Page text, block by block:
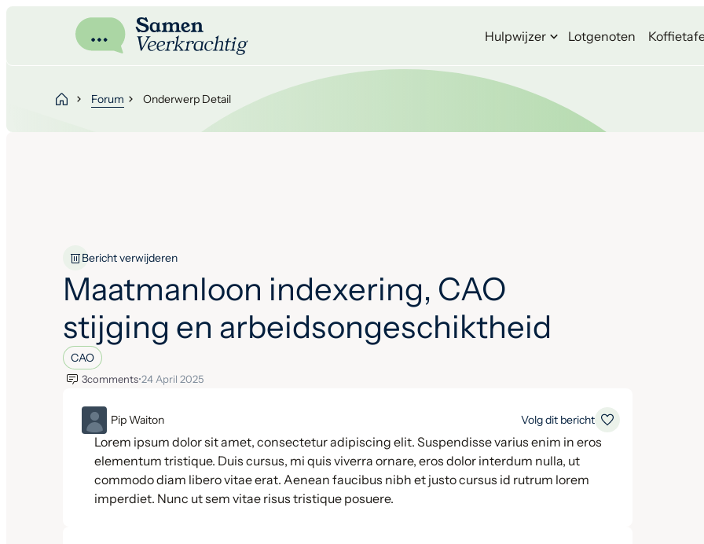
Hulpwijzer Lotgenoten
Forum Onderwerp Detail
Bericht verwijderen
Maatmanloon indexering, CAO
stijging en arbeidsongeschiktheid
CAO
3comments•24 April 2025
ML Pip Waiton Volg dit bericht
Lorem ipsum dolor sit amet, consectetur adipiscing elit. Suspendisse varius enim in eros
elementum tristique. Duis cursus, mi quis viverra ornare, eros dolor interdum nulla, ut
commodo diam libero vitae erat. Aenean faucibus nibh et justo cursus id rutrum lorem
imperdiet. Nunc ut sem vitae risus tristique posuere.